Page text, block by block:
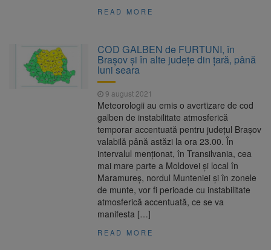
READ MORE
COD GALBEN de FURTUNI, în
Braşov și în alte județe din țară, până
luni seara
9 august 2021
Meteorologii au emis o avertizare de cod
galben de instabilitate atmosferică
temporar accentuată pentru județul Braşov
valabilă până astăzi la ora 23.00. În
intervalul menționat, în Transilvania, cea
mai mare parte a Moldovei și local în
Maramureș, nordul Munteniei și în zonele
de munte, vor fi perioade cu instabilitate
atmosferică accentuată, ce se va
manifesta […]
READ MORE